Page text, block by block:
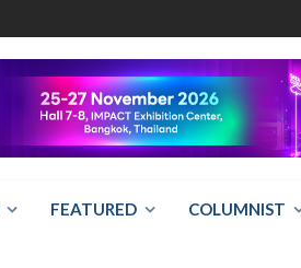
FEATURED COLUMNIST